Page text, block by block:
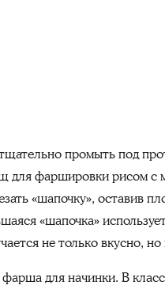
промыть под
для фаршировки рисом
«шапочку», оставив
«шапочка»
не только вкусно,
для начинки. В